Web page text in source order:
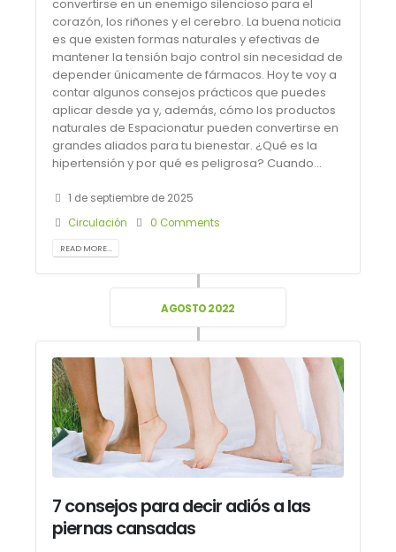
convertirse en un enemigo silencioso para el
corazón, los riñones y el cerebro. La buena noticia
es que existen formas naturales y efectivas de
mantener la tensión bajo control sin necesidad de
depender únicamente de fármacos. Hoy te voy a
contar algunos consejos prácticos que puedes
aplicar desde ya y, además, cómo los productos
naturales de Espacionatur pueden convertirse en
grandes aliados para tu bienestar. ¿Qué es la
hipertensión y por qué es peligrosa? Cuando...
1 de septiembre de 2025
Circulación
0 Comments
READ MORE...
AGOSTO 2022
7 consejos para decir adiós a las
piernas cansadas